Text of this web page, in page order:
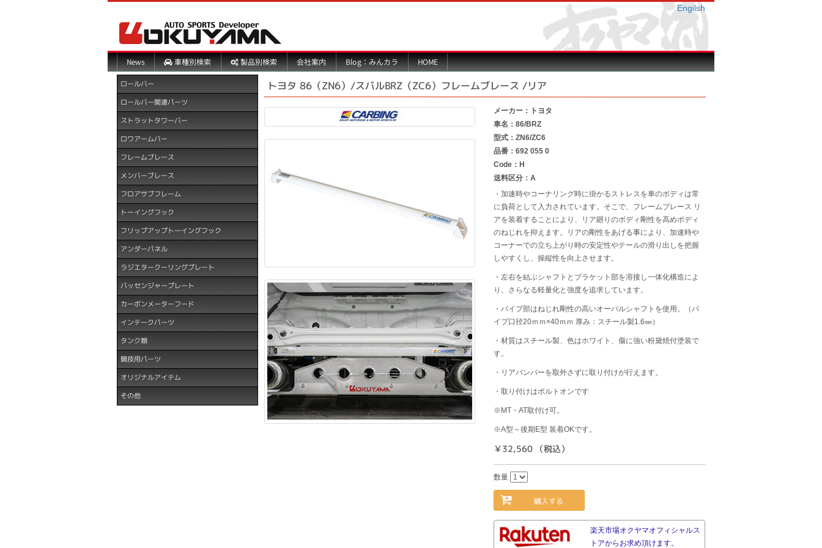
Engilsh
News 車種別検索 製品別検索 会社案内 Blog：みんカラ HOME
トヨタ 86（ZN6）/スバルBRZ（ZC6）フレームブレース /リア
メーカー：トヨタ
車名：86/BRZ
型式：ZN6/ZC6
品番：692 055 0
Code：H
送料区分：A
・加速時やコーナリング時に掛かるストレスを車のボディは常
に負荷として入力されています。そこで、フレームブレース リ
アを装着することにより、リア廻りのボディ剛性を高めボディ
のねじれを抑えます。リアの剛性をあげる事により、加速時や
コーナーでの立ち上がり時の安定性やテールの滑り出しを把握
しやすくし、操縦性を向上させます。
・左右を結ぶシャフトとブラケット部を溶接し一体化構造によ
り、さらなる軽量化と強度を追求しています。
・パイプ部はねじれ剛性の高いオーバルシャフトを使用。（パ
イプ口径20ｍｍ×40ｍｍ 厚み：スチール製1.6㎜）
・材質はスチール製、色はホワイト、傷に強い粉黛焼付塗装で
す。
・リアバンパーを取外さずに取り付けが行えます。
・取り付けはボルトオンです
※MT・AT取付け可。
※A型～後期E型 装着OKです。
￥32,560 （税込）
数量
購入する
楽天市場オクヤマオフィシャルス
トアからお求め頂けます。
ロールバー
ロールバー関連パーツ
ストラットタワーバー
ロワアームバー
フレームブレース
メンバーブレース
フロアサブフレーム
トーイングフック
フリップアップトーイングフック
アンダーパネル
ラジエタークーリングプレート
パッセンジャープレート
カーボンメーターフード
インテークパーツ
タンク類
競技用パーツ
オリジナルアイテム
その他